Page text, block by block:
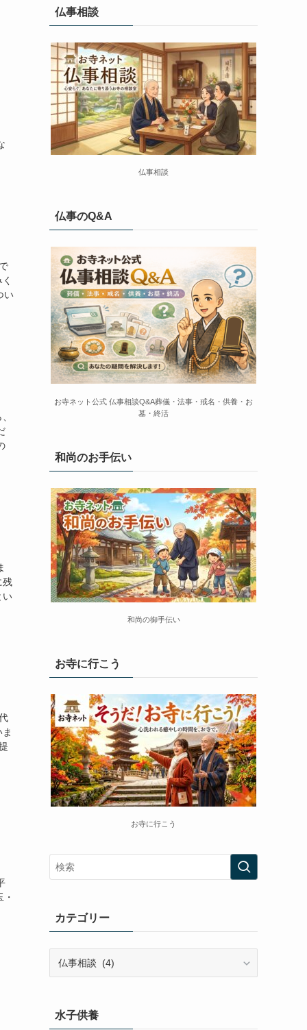
い
残
い
仏事相談
仏事相談
仏事のQ&A
お寺ネット公式 仏事相談Q&A葬儀・法事・戒名・供養・お
墓・終活
和尚のお手伝い
和尚の御手伝い
お寺に行こう
お寺に行こう
カテゴリー
ー水子供養